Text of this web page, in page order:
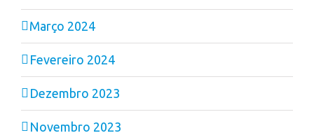
Março 2024
Fevereiro 2024
Dezembro 2023
Novembro 2023